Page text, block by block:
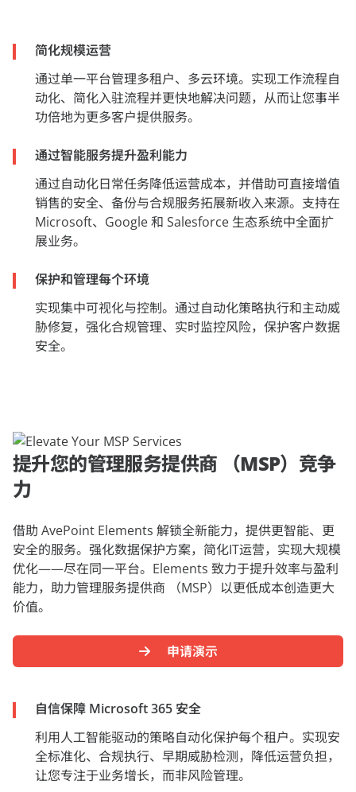
简化规模运营
通过单一平台管理多租户、多云环境。实现工作流程自
动化、简化入驻流程并更快地解决问题，从而让您事半
功倍地为更多客户提供服务。
通过智能服务提升盈利能力
通过自动化日常任务降低运营成本，并借助可直接增值
销售的安全、备份与合规服务拓展新收入来源。支持在
Microsoft、Google 和 Salesforce 生态系统中全面扩
展业务。
保护和管理每个环境
实现集中可视化与控制。通过自动化策略执行和主动威
胁修复，强化合规管理、实时监控风险，保护客户数据
安全。
提升您的管理服务提供商 （MSP）竞争
力
借助 AvePoint Elements 解锁全新能力，提供更智能、更
安全的服务。强化数据保护方案，简化IT运营，实现大规模
优化——尽在同一平台。Elements 致力于提升效率与盈利
能力，助力管理服务提供商 （MSP）以更低成本创造更大
价值。
申请演示
自信保障 Microsoft 365 安全
利用人工智能驱动的策略自动化保护每个租户。实现安
全标准化、合规执行、早期威胁检测，降低运营负担，
让您专注于业务增长，而非风险管理。